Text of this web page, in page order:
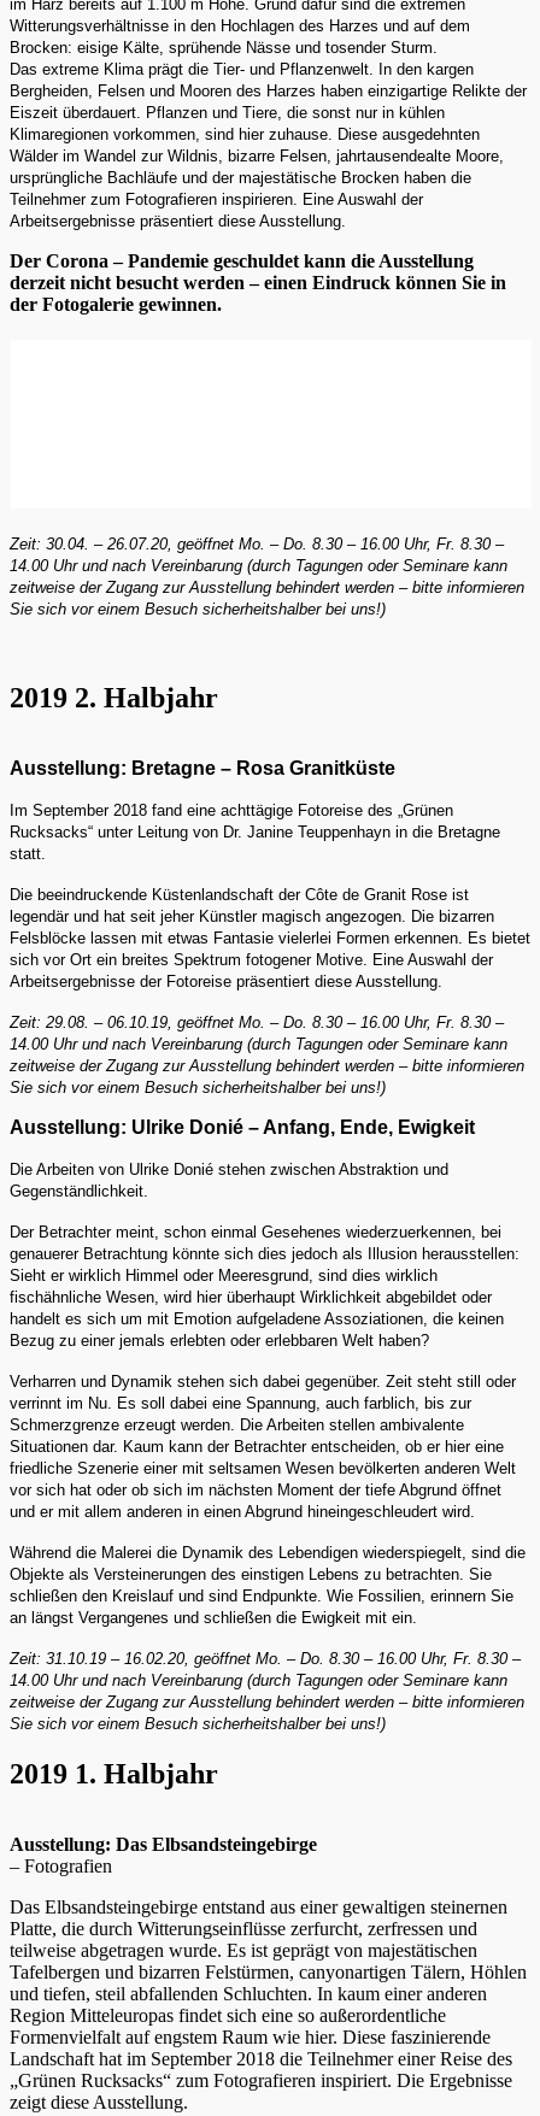
im Harz bereits auf 1.100 m Höhe. Grund dafür sind die extremen
Witterungsverhältnisse in den Hochlagen des Harzes und auf dem
Brocken: eisige Kälte, sprühende Nässe und tosender Sturm.
Das extreme Klima prägt die Tier- und Pflanzenwelt. In den kargen
Bergheiden, Felsen und Mooren des Harzes haben einzigartige Relikte der
Eiszeit überdauert. Pflanzen und Tiere, die sonst nur in kühlen
Klimaregionen vorkommen, sind hier zuhause. Diese ausgedehnten
Wälder im Wandel zur Wildnis, bizarre Felsen, jahrtausendealte Moore,
ursprüngliche Bachläufe und der majestätische Brocken haben die
Teilnehmer zum Fotografieren inspirieren. Eine Auswahl der
Arbeitsergebnisse präsentiert diese Ausstellung.
Der Corona – Pandemie geschuldet kann die Ausstellung
derzeit nicht besucht werden – einen Eindruck können Sie in
der Fotogalerie gewinnen.
Zeit: 30.04. – 26.07.20, geöffnet Mo. – Do. 8.30 – 16.00 Uhr, Fr. 8.30 –
14.00 Uhr und nach Vereinbarung (durch Tagungen oder Seminare kann
zeitweise der Zugang zur Ausstellung behindert werden – bitte informieren
Sie sich vor einem Besuch sicherheitshalber bei uns!)
2019 2. Halbjahr
Ausstellung: Bretagne – Rosa Granitküste
Im September 2018 fand eine achttägige Fotoreise des „Grünen
Rucksacks“ unter Leitung von Dr. Janine Teuppenhayn in die Bretagne
statt.
Die beeindruckende Küstenlandschaft der Côte de Granit Rose ist
legendär und hat seit jeher Künstler magisch angezogen. Die bizarren
Felsblöcke lassen mit etwas Fantasie vielerlei Formen erkennen. Es bietet
sich vor Ort ein breites Spektrum fotogener Motive. Eine Auswahl der
Arbeitsergebnisse der Fotoreise präsentiert diese Ausstellung.
Zeit: 29.08. – 06.10.19, geöffnet Mo. – Do. 8.30 – 16.00 Uhr, Fr. 8.30 –
14.00 Uhr und nach Vereinbarung (durch Tagungen oder Seminare kann
zeitweise der Zugang zur Ausstellung behindert werden – bitte informieren
Sie sich vor einem Besuch sicherheitshalber bei uns!)
Ausstellung: Ulrike Donié – Anfang, Ende, Ewigkeit
Die Arbeiten von Ulrike Donié stehen zwischen Abstraktion und
Gegenständlichkeit.
Der Betrachter meint, schon einmal Gesehenes wiederzuerkennen, bei
genauerer Betrachtung könnte sich dies jedoch als Illusion herausstellen:
Sieht er wirklich Himmel oder Meeresgrund, sind dies wirklich
fischähnliche Wesen, wird hier überhaupt Wirklichkeit abgebildet oder
handelt es sich um mit Emotion aufgeladene Assoziationen, die keinen
Bezug zu einer jemals erlebten oder erlebbaren Welt haben?
Verharren und Dynamik stehen sich dabei gegenüber. Zeit steht still oder
verrinnt im Nu. Es soll dabei eine Spannung, auch farblich, bis zur
Schmerzgrenze erzeugt werden. Die Arbeiten stellen ambivalente
Situationen dar. Kaum kann der Betrachter entscheiden, ob er hier eine
friedliche Szenerie einer mit seltsamen Wesen bevölkerten anderen Welt
vor sich hat oder ob sich im nächsten Moment der tiefe Abgrund öffnet
und er mit allem anderen in einen Abgrund hineingeschleudert wird.
Während die Malerei die Dynamik des Lebendigen wiederspiegelt, sind die
Objekte als Versteinerungen des einstigen Lebens zu betrachten. Sie
schließen den Kreislauf und sind Endpunkte. Wie Fossilien, erinnern Sie
an längst Vergangenes und schließen die Ewigkeit mit ein.
Zeit: 31.10.19 – 16.02.20, geöffnet Mo. – Do. 8.30 – 16.00 Uhr, Fr. 8.30 –
14.00 Uhr und nach Vereinbarung (durch Tagungen oder Seminare kann
zeitweise der Zugang zur Ausstellung behindert werden – bitte informieren
Sie sich vor einem Besuch sicherheitshalber bei uns!)
2019 1. Halbjahr
Ausstellung: Das Elbsandsteingebirge
– Fotografien
Das Elbsandsteingebirge entstand aus einer gewaltigen steinernen
Platte, die durch Witterungseinflüsse zerfurcht, zerfressen und
teilweise abgetragen wurde. Es ist geprägt von majestätischen
Tafelbergen und bizarren Felstürmen, canyonartigen Tälern, Höhlen
und tiefen, steil abfallenden Schluchten. In kaum einer anderen
Region Mitteleuropas findet sich eine so außerordentliche
Formenvielfalt auf engstem Raum wie hier. Diese faszinierende
Landschaft hat im September 2018 die Teilnehmer einer Reise des
„Grünen Rucksacks“ zum Fotografieren inspiriert. Die Ergebnisse
zeigt diese Ausstellung.